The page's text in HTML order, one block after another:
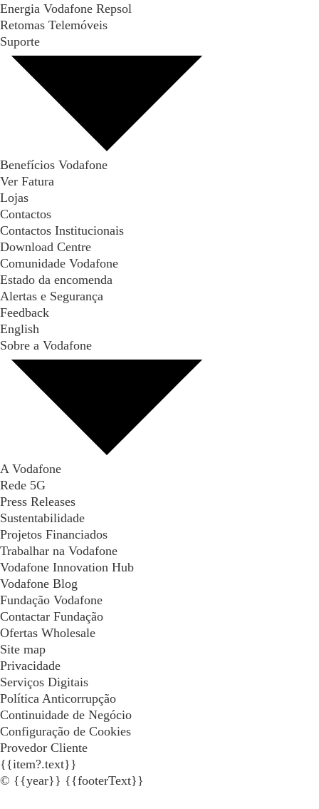
Energia Vodafone Repsol
Retomas Telemóveis
Suporte
Benefícios Vodafone
Ver Fatura
Lojas
Contactos
Contactos Institucionais
Download Centre
Comunidade Vodafone
Estado da encomenda
Alertas e Segurança
Feedback
English
Sobre a Vodafone
A Vodafone
Rede 5G
Press Releases
Sustentabilidade
Projetos Financiados
Trabalhar na Vodafone
Vodafone Innovation Hub
Vodafone Blog
Fundação Vodafone
Contactar Fundação
Ofertas Wholesale
Site map
Privacidade
Serviços Digitais
Política Anticorrupção
Continuidade de Negócio
Configuração de Cookies
Provedor Cliente
{{item?.text}}
© {{year}} {{footerText}}